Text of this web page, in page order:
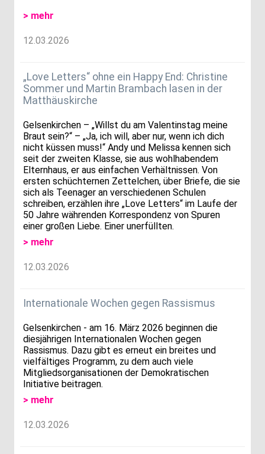
> mehr
12.03.2026
„Love Letters“ ohne ein Happy End: Christine
Sommer und Martin Brambach lasen in der
Matthäuskirche
Gelsenkirchen – „Willst du am Valentinstag meine
Braut sein?“ – „Ja, ich will, aber nur, wenn ich dich
nicht küssen muss!“ Andy und Melissa kennen sich
seit der zweiten Klasse, sie aus wohlhabendem
Elternhaus, er aus einfachen Verhältnissen. Von
ersten schüchternen Zettelchen, über Briefe, die sie
sich als Teenager an verschiedenen Schulen
schreiben, erzählen ihre „Love Letters“ im Laufe der
50 Jahre währenden Korrespondenz von Spuren
einer großen Liebe. Einer unerfüllten.
> mehr
12.03.2026
Internationale Wochen gegen Rassismus
Gelsenkirchen - am 16. März 2026 beginnen die
diesjährigen Internationalen Wochen gegen
Rassismus. Dazu gibt es erneut ein breites und
vielfältiges Programm, zu dem auch viele
Mitgliedsorganisationen der Demokratischen
Initiative beitragen.
> mehr
12.03.2026